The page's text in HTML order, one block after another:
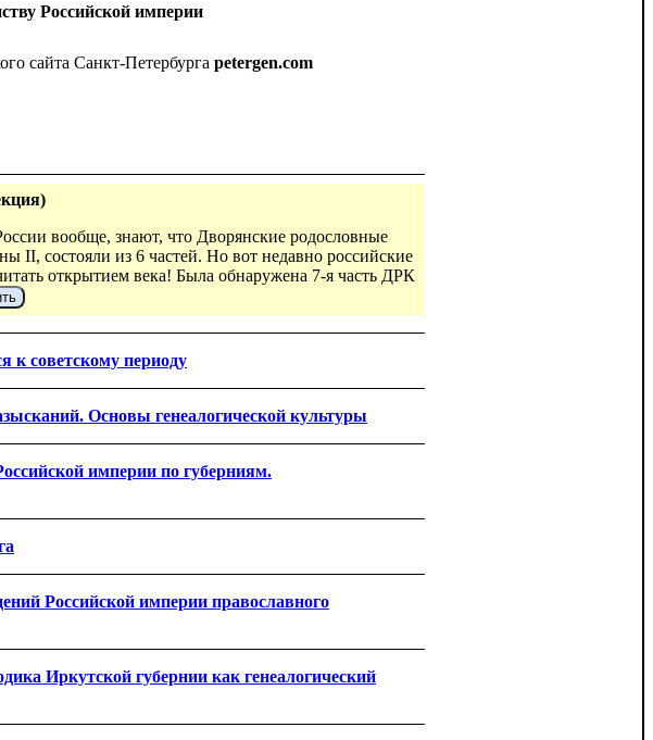
Российской империи
сайта Санкт-Петербурга petergen.com
вообще, знают, что Дворянские родословные
II, состояли из 6 частей. Но вот недавно российские
открытием века! Была обнаружена 7-я часть ДРК
к советскому периоду
Основы генеалогической культуры
империи по губерниям.
Российской империи православного
Иркутской губернии как генеалогический